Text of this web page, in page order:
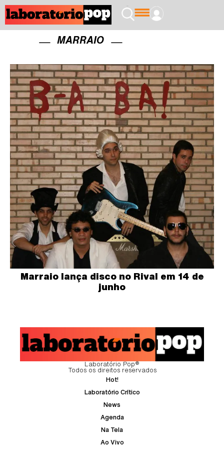
MARRAIO
Marraio lança disco no Rival em 14 de
junho
Laboratório Pop®
Todos os direitos reservados
Hot!
Laboratório Crítico
News
Agenda
Na Tela
Ao Vivo